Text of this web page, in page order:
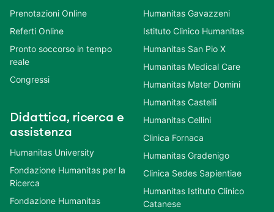
Prenotazioni Online
Referti Online
Pronto soccorso in tempo
reale
Congressi
Didattica, ricerca e
assistenza
Humanitas University
Fondazione Humanitas per la
Ricerca
Fondazione Humanitas
Humanitas Gavazzeni
Istituto Clinico Humanitas
Humanitas San Pio X
Humanitas Medical Care
Humanitas Mater Domini
Humanitas Castelli
Humanitas Cellini
Clinica Fornaca
Humanitas Gradenigo
Clinica Sedes Sapientiae
Humanitas Istituto Clinico
Catanese